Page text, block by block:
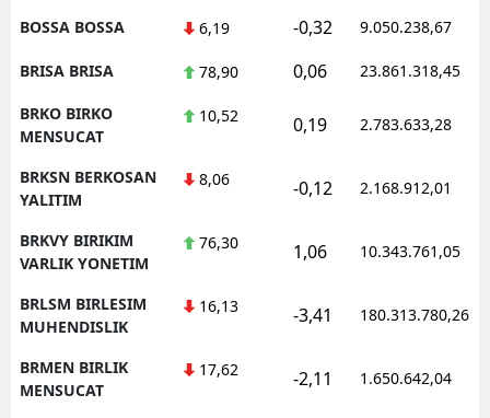
BOSSA BOSSA 6,19 -0,32 9.050.238,67
BRISA BRISA 78,90 0,06 23.861.318,45
BRKO BIRKO
MENSUCAT
10,52 0,19 2.783.633,28
BRKSN BERKOSAN
YALITIM
8,06 -0,12 2.168.912,01
BRKVY BIRIKIM
VARLIK YONETIM
76,30 1,06 10.343.761,05
BRLSM BIRLESIM
MUHENDISLIK
16,13 -3,41 180.313.780,26
BRMEN BIRLIK
MENSUCAT
17,62 -2,11 1.650.642,04